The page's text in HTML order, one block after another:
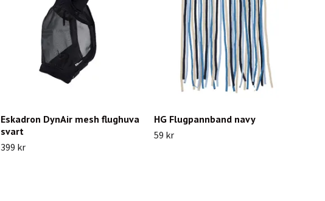
Eskadron DynAir mesh flughuva
svart
399 kr
HG Flugpannband navy
59 kr